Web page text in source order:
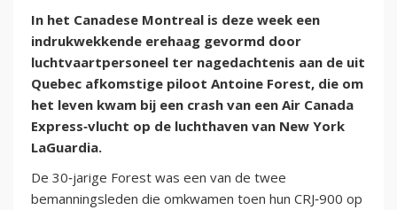
In het Canadese Montreal is deze week een
indrukwekkende erehaag gevormd door
luchtvaartpersoneel ter nagedachtenis aan de uit
Quebec afkomstige piloot Antoine Forest, die om
het leven kwam bij een crash van een Air Canada
Express‑vlucht op de luchthaven van New York
LaGuardia.
De 30‑jarige Forest was een van de twee
bemanningsleden die omkwamen toen hun CRJ‑900 op